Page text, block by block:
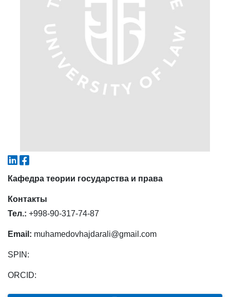
Кафедра теории государства и права
Контакты
Тел.: +998-90-317-74-87
Email: muhamedovhajdarali@gmail.com
SPIN:
ORCID:
8. Квота (бакалавриат) (1)
✉️ Написать администратору